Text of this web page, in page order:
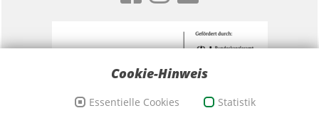
Cookie-Hinweis
Essentielle Cookies
Statistik